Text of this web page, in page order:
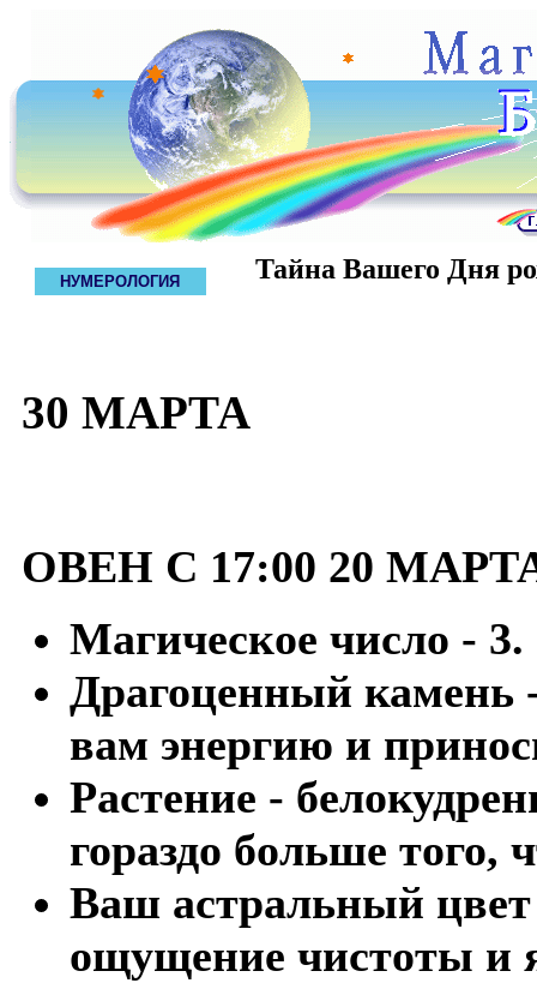
НУМЕРОЛОГИЯ Тайна Вашего Дня
30 МАРТА
ОВЕН С 17:00 20
Магическое число - 3.
Драгоценный камень
вам энергию и
Растение -
гораздо больше того,
Ваш астральный
ощущение чистоты и